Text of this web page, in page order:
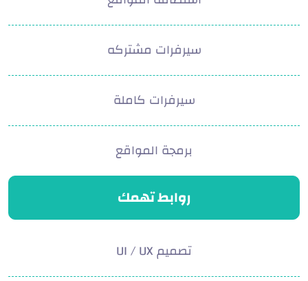
سيرفرات مشتركه
سيرفرات كاملة
برمجة المواقع
روابط تهمك
تصميم UI / UX